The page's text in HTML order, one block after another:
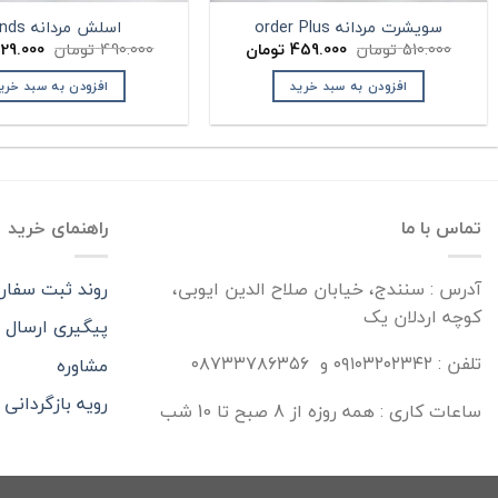
سویشرت مردانه order Plus
510.000 تومان قیمت
اصلی:
510.000 تومان
بود.
459.000 تومان
افزودن به سبد خرید
اسلش مردانه Bonds
490.000 تومان قیمت
اصلی:
بود.
افزودن به سبد
تماس با ما
آدرس : سنندج، خیابان صلاح الدین ایوبی،
کوچه اردلان یک
تلفن : ۰۹۱۰۳۲۰۲۳۴۲ و ۰۸۷۳۳۷۸۶۳۵۶
ساعات کاری : همه روزه از 8 صبح تا 10 شب
راهنمای خرید
روند ثبت
پیگیری ارسال
مشاوره
رویه بازگردانی